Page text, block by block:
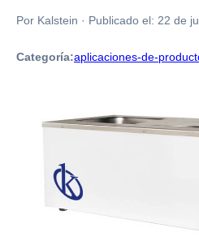
Por Kalstein · Publicado el: 22 de
Categoría:aplicaciones-de-